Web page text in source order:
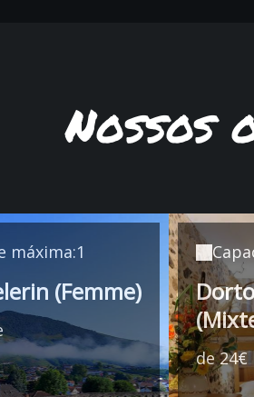
Nossos
máxima:1
(Femme)
de 24€